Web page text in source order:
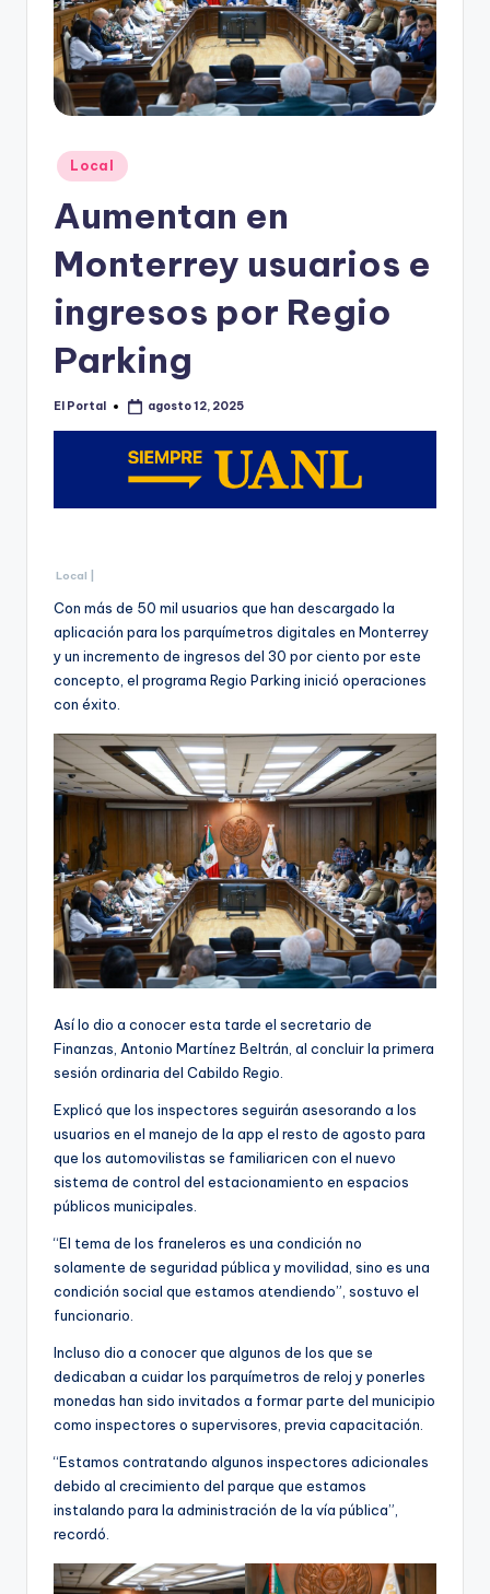
Publicado
en
Local
Aumentan en
Monterrey usuarios e
ingresos por Regio
Parking
Publicado
El Portal agosto 12, 2025
Local |
Con más de 50 mil usuarios que han descargado la
aplicación para los parquímetros digitales en Monterrey
y un incremento de ingresos del 30 por ciento por este
concepto, el programa Regio Parking inició operaciones
con éxito.
Así lo dio a conocer esta tarde el secretario de
Finanzas, Antonio Martínez Beltrán, al concluir la primera
sesión ordinaria del Cabildo Regio.
Explicó que los inspectores seguirán asesorando a los
usuarios en el manejo de la app el resto de agosto para
que los automovilistas se familiaricen con el nuevo
sistema de control del estacionamiento en espacios
públicos municipales.
“El tema de los franeleros es una condición no
solamente de seguridad pública y movilidad, sino es una
condición social que estamos atendiendo”, sostuvo el
funcionario.
Incluso dio a conocer que algunos de los que se
dedicaban a cuidar los parquímetros de reloj y ponerles
monedas han sido invitados a formar parte del municipio
como inspectores o supervisores, previa capacitación.
“Estamos contratando algunos inspectores adicionales
debido al crecimiento del parque que estamos
instalando para la administración de la vía pública”,
recordó.